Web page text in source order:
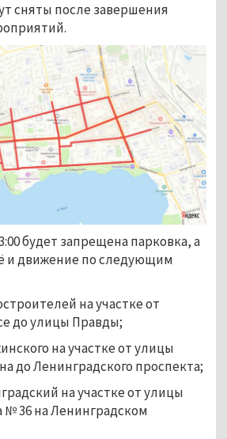
сняты после завершения
будет запрещена парковка, а
и движение по следующим
на участке от
до улицы Правды;
на участке от улицы
до Ленинградского проспекта;
на участке от улицы
№ 36 на Ленинградском